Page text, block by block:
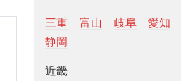
三重 富山 岐阜 愛知
静岡
近畿